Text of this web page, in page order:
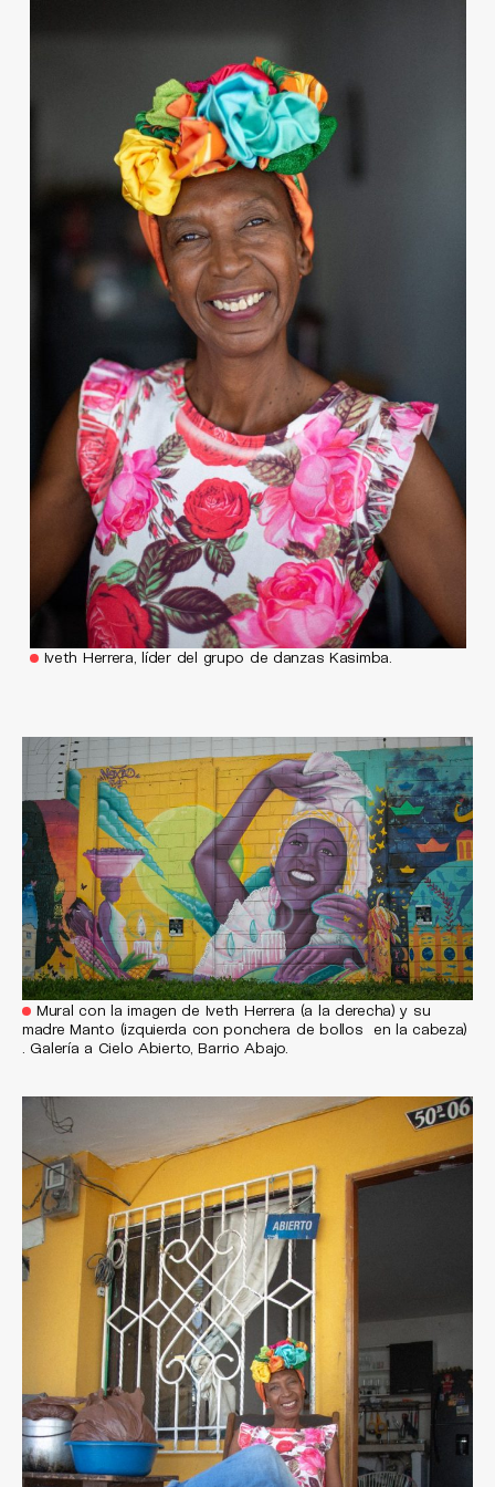
Iveth Herrera, líder del grupo de danzas Kasimba.
Mural con la imagen de Iveth Herrera (a la derecha) y su
madre Manto (izquierda con ponchera de bollos en la cabeza)
. Galería a Cielo Abierto, Barrio Abajo.